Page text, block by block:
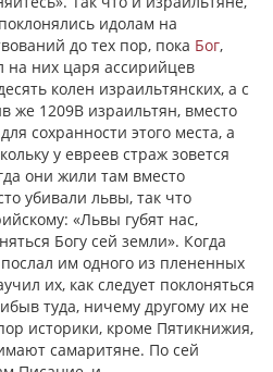
идолам на
до тех пор, пока Бог,
на них царя ассирийцев
колен израильтянских, а с
же 1209В израильтян, вместо
сохранности этого места, а
у евреев страж зовется
они жили там вместо
убивали львы, так что
«Львы губят нас,
Богу сей земли». Когда
им одного из плененных
их, как следует поклоняться
туда, ничему другому их не
историки, кроме Пятикнижия,
самаритяне. По сей